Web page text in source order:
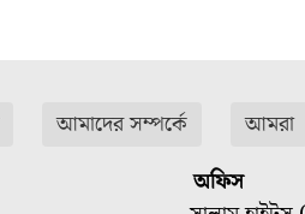
আমাদের সম্পর্কে আমরা
অফিস